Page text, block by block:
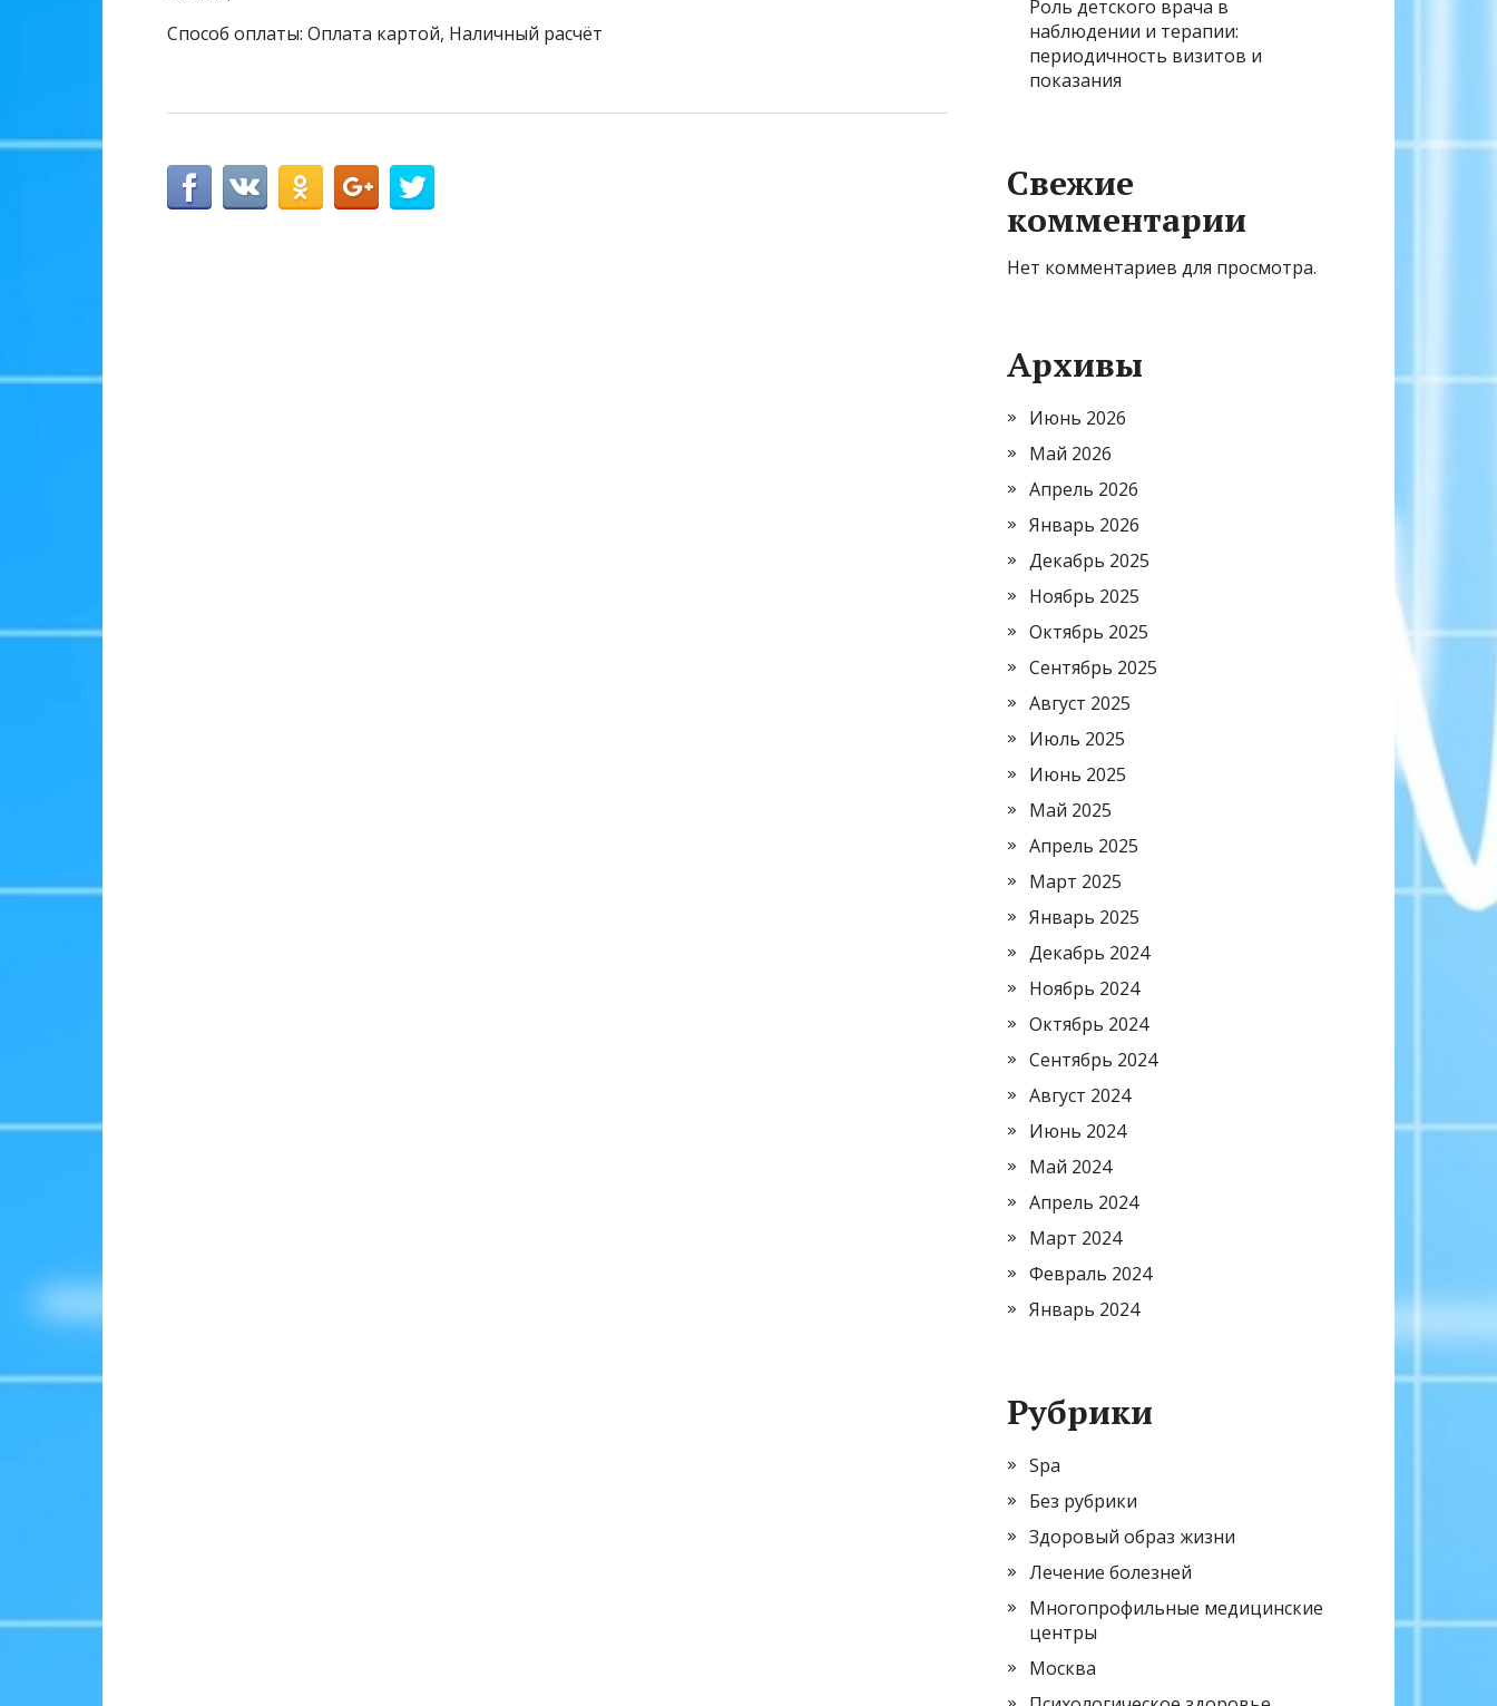
Способ оплаты: Оплата картой, Наличный расчёт
Роль детского врача в
наблюдении и терапии:
периодичность визитов и
показания
Свежие
комментарии
Нет комментариев для просмотра.
Архивы
Июнь 2026
Май 2026
Апрель 2026
Январь 2026
Декабрь 2025
Ноябрь 2025
Октябрь 2025
Сентябрь 2025
Август 2025
Июль 2025
Июнь 2025
Май 2025
Апрель 2025
Март 2025
Январь 2025
Декабрь 2024
Ноябрь 2024
Октябрь 2024
Сентябрь 2024
Август 2024
Июнь 2024
Май 2024
Апрель 2024
Март 2024
Февраль 2024
Январь 2024
Рубрики
Spa
Без рубрики
Здоровый образ жизни
Лечение болезней
Многопрофильные медицинские
центры
Москва